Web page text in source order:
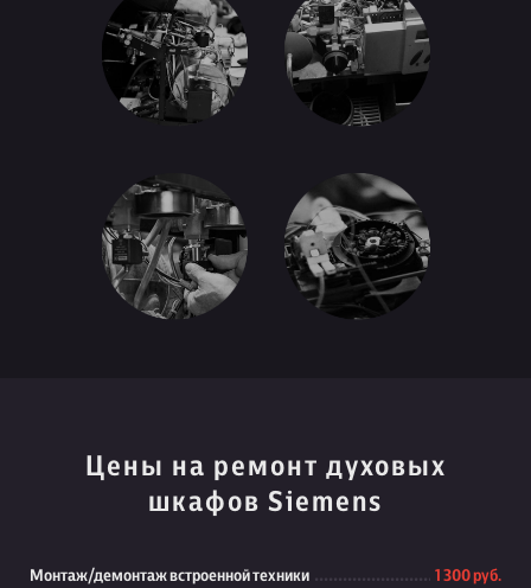
Цены на ремонт духовых
шкафов Siemens
Монтаж/демонтаж встроенной техники 1 300 руб.